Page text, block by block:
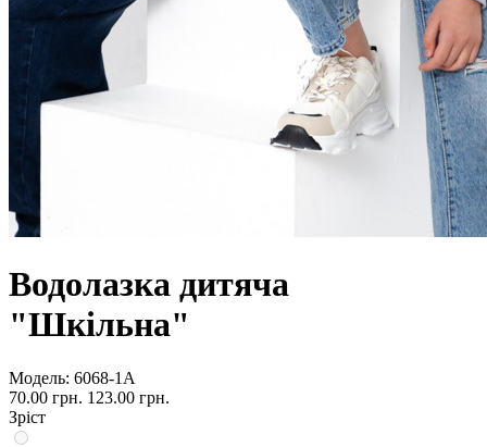
Водолазка дитяча
"Шкільна"
Модель: 6068-1А
70.00 грн. 123.00 грн.
Зріст